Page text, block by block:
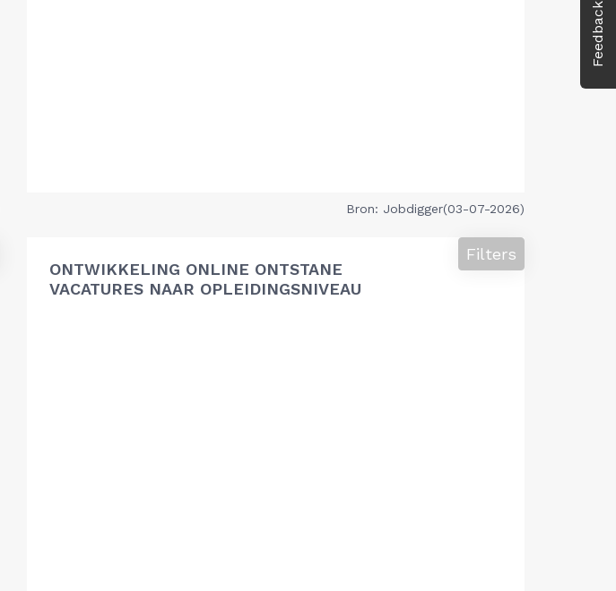
Feedback
Bron: Jobdigger(03-07-2026)
ONTWIKKELING ONLINE ONTSTANE
VACATURES NAAR OPLEIDINGSNIVEAU
Filters